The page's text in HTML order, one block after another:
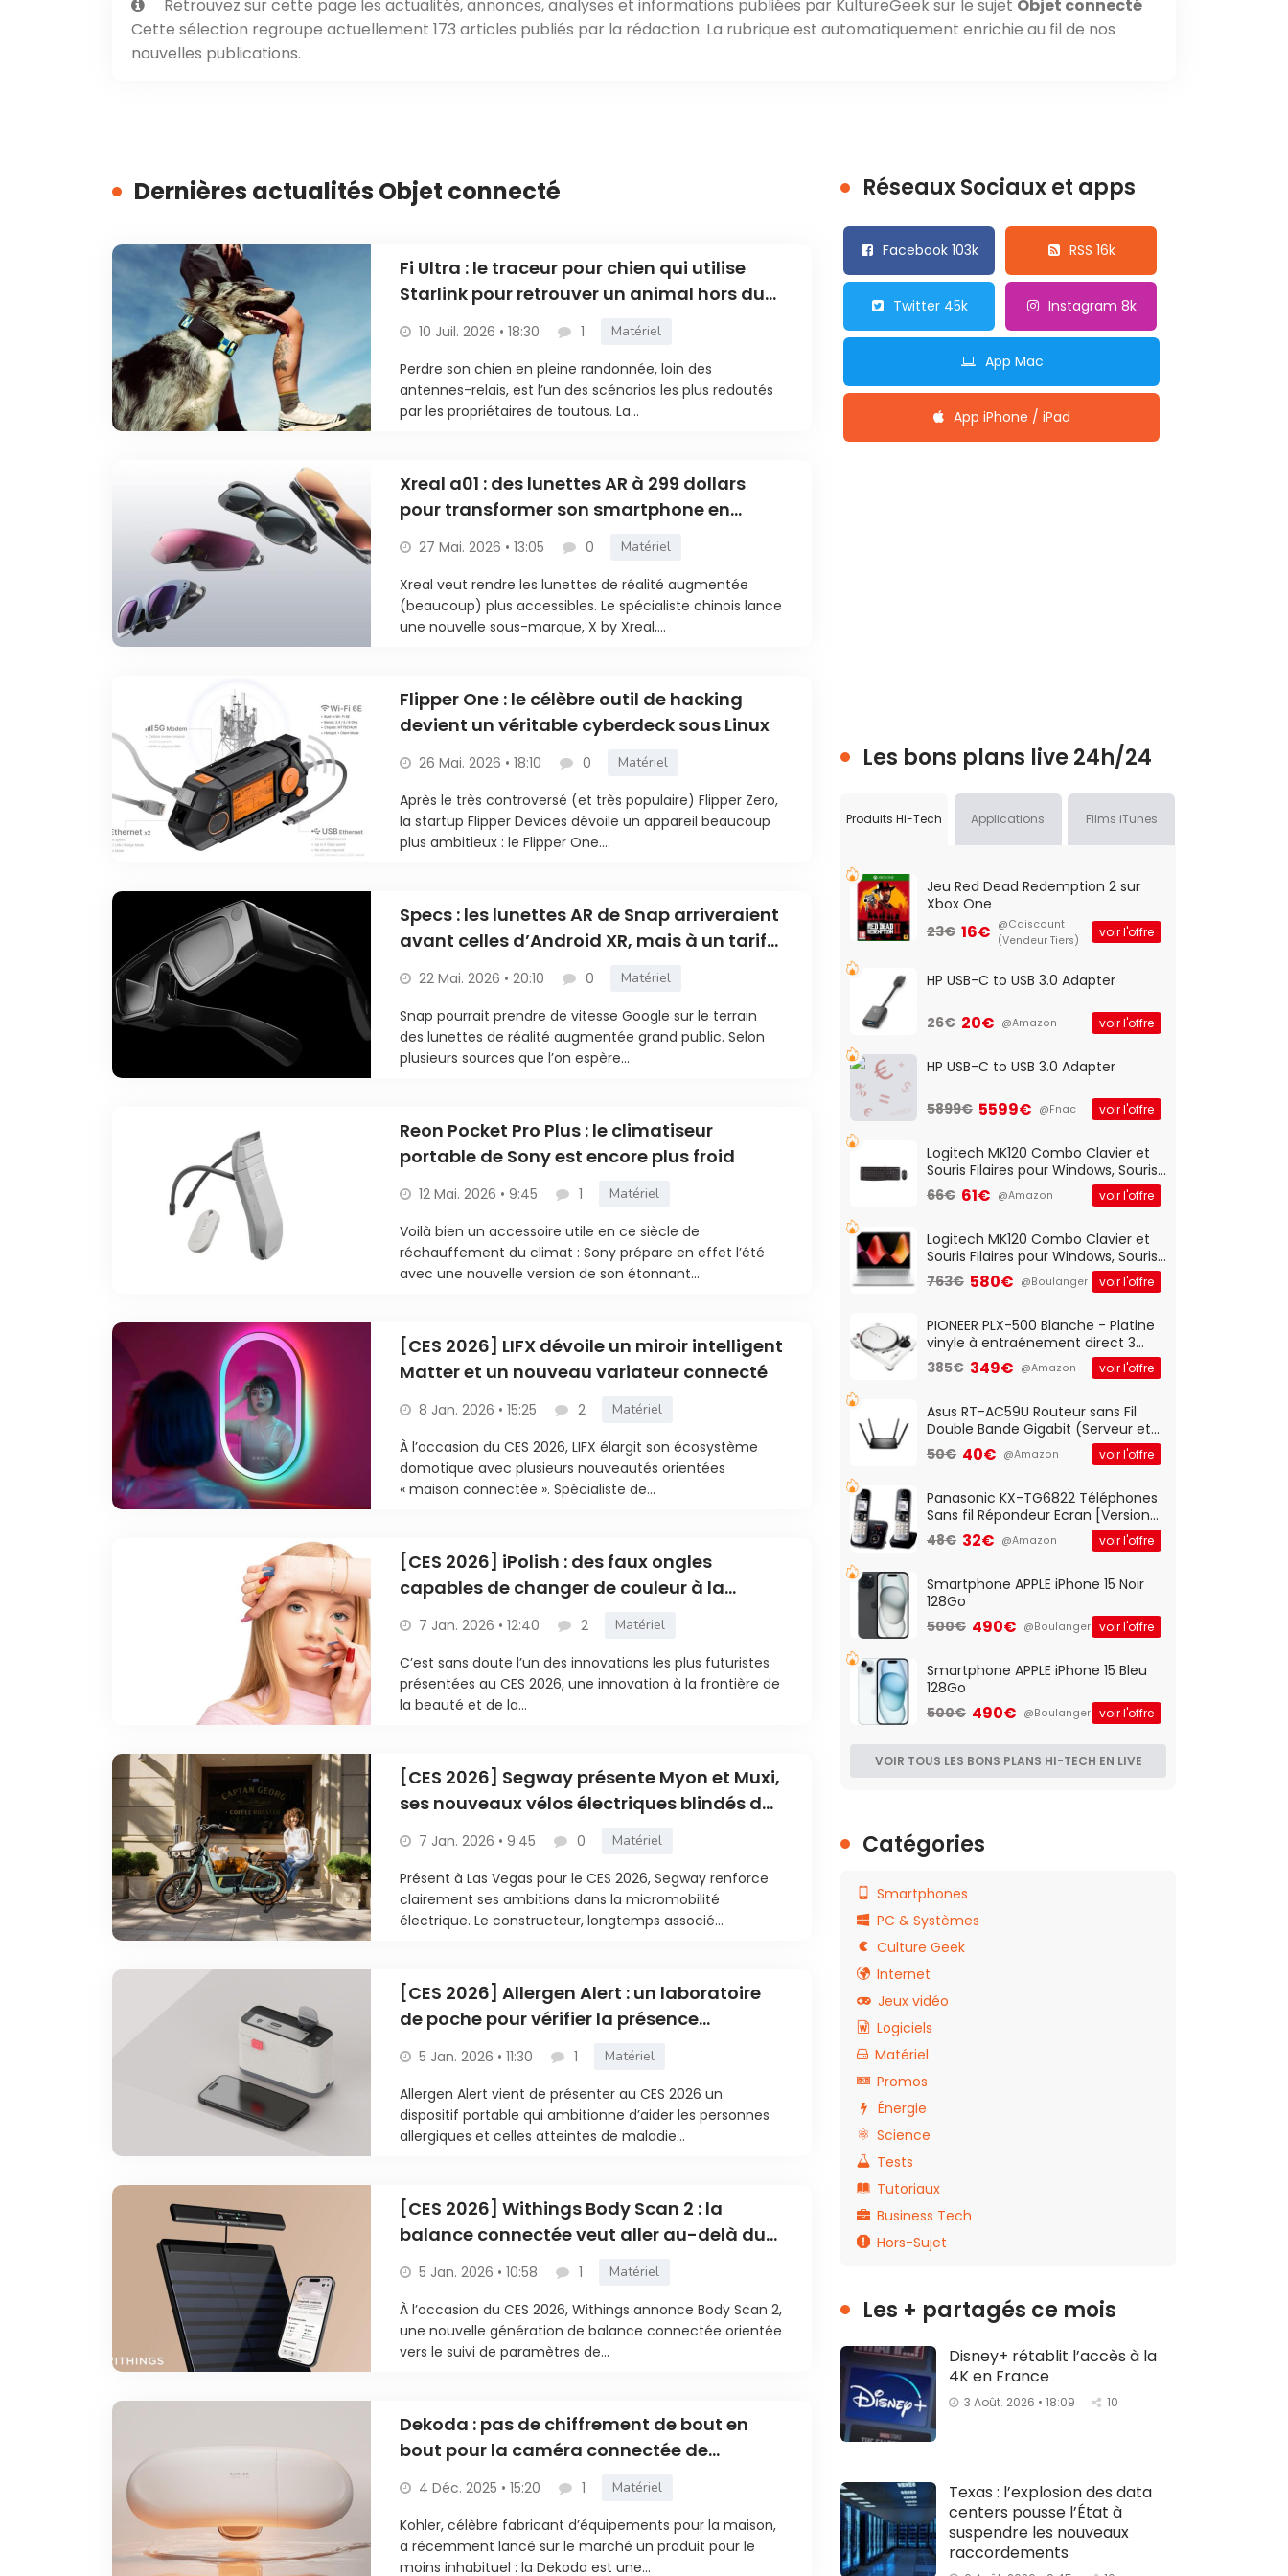
Retrouvez sur cette page les actualités, annonces, analyses et informations publiées par KultureGeek sur le sujet Objet connecté
Cette sélection regroupe actuellement 173 articles publiés par la rédaction. La rubrique est automatiquement enrichie au fil de nos
nouvelles publications.
Dernières actualités Objet connecté
Fi Ultra : le traceur pour chien qui utilise
Starlink pour retrouver un animal hors du
10 Juil. 2026 • 18:30 1 Matériel
Perdre son chien en pleine randonnée, loin des
antennes-relais, est l’un des scénarios les plus redoutés
par les propriétaires de toutous. La...
Xreal a01 : des lunettes AR à 299 dollars
pour transformer son smartphone en
27 Mai. 2026 • 13:05 0 Matériel
Xreal veut rendre les lunettes de réalité augmentée
(beaucoup) plus accessibles. Le spécialiste chinois lance
une nouvelle sous-marque, X by Xreal,...
Flipper One : le célèbre outil de hacking
devient un véritable cyberdeck sous Linux
26 Mai. 2026 • 18:10 0 Matériel
Après le très controversé (et très populaire) Flipper Zero,
la startup Flipper Devices dévoile un appareil beaucoup
plus ambitieux : le Flipper One....
Specs : les lunettes AR de Snap arriveraient
avant celles d’Android XR, mais à un tarif
22 Mai. 2026 • 20:10 0 Matériel
Snap pourrait prendre de vitesse Google sur le terrain
des lunettes de réalité augmentée grand public. Selon
plusieurs sources que l’on espère...
Reon Pocket Pro Plus : le climatiseur
portable de Sony est encore plus froid
12 Mai. 2026 • 9:45 1 Matériel
Voilà bien un accessoire utile en ce siècle de
réchauffement du climat : Sony prépare en effet l’été
avec une nouvelle version de son étonnant...
[CES 2026] LIFX dévoile un miroir intelligent
Matter et un nouveau variateur connecté
8 Jan. 2026 • 15:25 2 Matériel
À l’occasion du CES 2026, LIFX élargit son écosystème
domotique avec plusieurs nouveautés orientées
« maison connectée ». Spécialiste de...
[CES 2026] iPolish : des faux ongles
capables de changer de couleur à la
7 Jan. 2026 • 12:40 2 Matériel
C’est sans doute l’un des innovations les plus futuristes
présentées au CES 2026, une innovation à la frontière de
la beauté et de la...
[CES 2026] Segway présente Myon et Muxi,
ses nouveaux vélos électriques blindés de
7 Jan. 2026 • 9:45 0 Matériel
Présent à Las Vegas pour le CES 2026, Segway renforce
clairement ses ambitions dans la micromobilité
électrique. Le constructeur, longtemps associé...
[CES 2026] Allergen Alert : un laboratoire
de poche pour vérifier la présence
d’allergènes et de gluten dans un plat
5 Jan. 2026 • 11:30 1 Matériel
Allergen Alert vient de présenter au CES 2026 un
dispositif portable qui ambitionne d’aider les personnes
allergiques et celles atteintes de maladie...
[CES 2026] Withings Body Scan 2 : la
balance connectée veut aller au-delà du
poids avec 60 biomarqueurs
5 Jan. 2026 • 10:58 1 Matériel
À l’occasion du CES 2026, Withings annonce Body Scan 2,
une nouvelle génération de balance connectée orientée
vers le suivi de paramètres de...
Dekoda : pas de chiffrement de bout en
bout pour la caméra connectée de
4 Déc. 2025 • 15:20 1 Matériel
Kohler, célèbre fabricant d’équipements pour la maison,
a récemment lancé sur le marché un produit pour le
moins inhabituel : la Dekoda est une...
Réseaux Sociaux et apps
Facebook 103k RSS 16k
Twitter 45k Instagram 8k
App Mac
App iPhone / iPad
Les bons plans live 24h/24
Produits Hi-Tech Applications Films iTunes
Jeu Red Dead Redemption 2 sur
Xbox One
23€ 16€ @Cdiscount
(Vendeur Tiers)
voir l'offre
HP USB-C to USB 3.0 Adapter
26€ 20€ @Amazon voir l'offre
HP USB-C to USB 3.0 Adapter
5899€ 5599€ @Fnac voir l'offre
Logitech MK120 Combo Clavier et
Souris Filaires pour Windows, Souris
Optique Filaire, Connexion USB Plug
And Play, Confortable, Taille
QWERTY UK - Noir
66€ 61€ @Amazon voir l'offre
Logitech MK120 Combo Clavier et
Souris Filaires pour Windows, Souris
Optique Filaire, Connexion USB Plug
And Play, Confortable, Taille
QWERTY UK - Noir
763€ 580€ @Boulanger voir l'offre
PIONEER PLX-500 Blanche - Platine
vinyle à entraénement direct 3
vitesses (33-45-78 trs/min) avec
pre-ampli intégré et port USB
385€ 349€ @Amazon voir l'offre
Asus RT-AC59U Routeur sans Fil
Double Bande Gigabit (Serveur et
Client VPN, Triple Vlan, Mode Point
d'accès et Bridge, contrôle
50€ 40€ @Amazon voir l'offre
Panasonic KX-TG6822 Téléphones
Sans fil Répondeur Ecran [Version
Française]
48€ 32€ @Amazon voir l'offre
Smartphone APPLE iPhone 15 Noir
128Go
500€ 490€ @Boulanger voir l'offre
Smartphone APPLE iPhone 15 Bleu
128Go
500€ 490€ @Boulanger voir l'offre
VOIR TOUS LES BONS PLANS HI-TECH EN LIVE
Catégories
Smartphones
PC & Systèmes
Culture Geek
Internet
Jeux vidéo
Logiciels
Matériel
Promos
Énergie
Science
Tests
Tutoriaux
Business Tech
Hors-Sujet
Les + partagés ce mois
Disney+ rétablit l’accès à la
4K en France
3 Août. 2026 • 18:09 10
Texas : l’explosion des data
centers pousse l’État à
suspendre les nouveaux
raccordements